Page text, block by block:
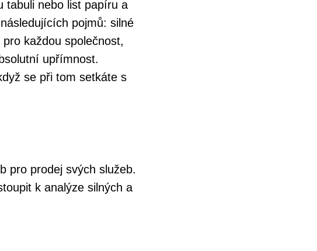
tabuli nebo list papíru a
pojmů: silné
každou společnost,
upřímnost.
se při tom setkáte s
pro prodej svých služeb.
k analýze silných a